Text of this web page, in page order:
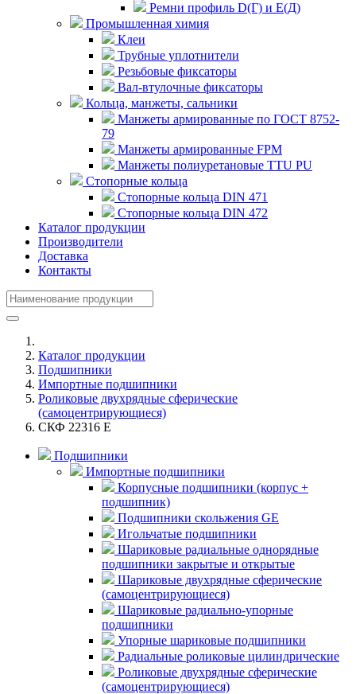
Ремни профиль D(Г) и E(Д)
Промышленная химия
Клеи
Трубные уплотнители
Резьбовые фиксаторы
Вал-втулочные фиксаторы
Кольца, манжеты, сальники
Манжеты армированные по ГОСТ 8752-
79
Манжеты армированные FPM
Манжеты полиуретановые TTU PU
Стопорные кольца
Стопорные кольца DIN 471
Стопорные кольца DIN 472
Каталог продукции
Производители
Доставка
Контакты
Каталог продукции
Подшипники
Импортные подшипники
Роликовые двухрядные сферические
(самоцентрирующиеся)
СКФ 22316 E
Подшипники
Импортные подшипники
Корпусные подшипники (корпус +
подшипник)
Подшипники скольжения GE
Игольчатые подшипники
Шариковые радиальные однорядные
подшипники закрытые и открытые
Шариковые двухрядные сферические
(самоцентрирующиеся)
Шариковые радиально-упорные
подшипники
Упорные шариковые подшипники
Радиальные роликовые цилиндрические
Роликовые двухрядные сферические
(самоцентрирующиеся)